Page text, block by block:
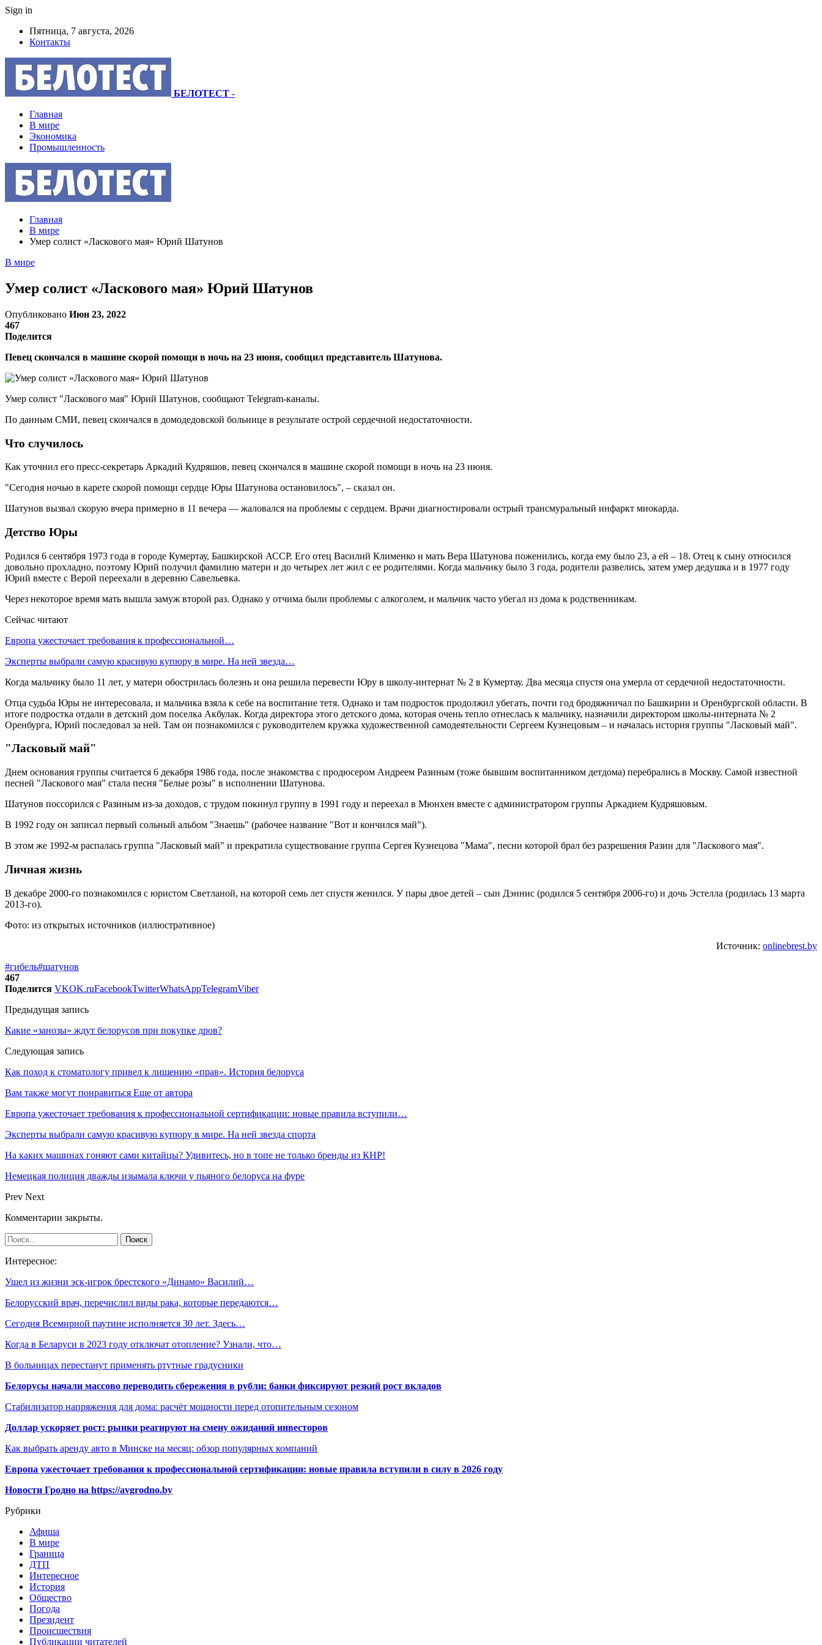
Sign in
Пятница, 7 августа, 2026
Контакты
БЕЛОТЕСТ -
Главная
В мире
Экономика
Промышленность
Главная
В мире
Умер солист «Ласкового мая» Юрий Шатунов
В мире
Умер солист «Ласкового мая» Юрий Шатунов
Опубликовано Июн 23, 2022
467
Поделится
Певец скончался в машине скорой помощи в ночь на 23 июня, сообщил представитель Шатунова.
Умер солист "Ласкового мая" Юрий Шатунов, сообщают Telegram-каналы.
По данным СМИ, певец скончался в домодедовской больнице в результате острой сердечной недостаточности.
Что случилось
Как уточнил его пресс-секретарь Аркадий Кудряшов, певец скончался в машине скорой помощи в ночь на 23 июня.
"Сегодня ночью в карете скорой помощи сердце Юры Шатунова остановилось", – сказал он.
Шатунов вызвал скорую вчера примерно в 11 вечера — жаловался на проблемы с сердцем. Врачи диагностировали острый трансмуральный инфаркт миокарда.
Детство Юры
Родился 6 сентября 1973 года в городе Кумертау, Башкирской АССР. Его отец Василий Клименко и мать Вера Шатунова поженились, когда ему было 23, а ей – 18. Отец к сыну относился
довольно прохладно, поэтому Юрий получил фамилию матери и до четырех лет жил с ее родителями. Когда мальчику было 3 года, родители развелись, затем умер дедушка и в 1977 году
Юрий вместе с Верой переехали в деревню Савельевка.
Через некоторое время мать вышла замуж второй раз. Однако у отчима были проблемы с алкоголем, и мальчик часто убегал из дома к родственникам.
Сейчас читают
Европа ужесточает требования к профессиональной…
Эксперты выбрали самую красивую купюру в мире. На ней звезда…
Когда мальчику было 11 лет, у матери обострилась болезнь и она решила перевести Юру в школу-интернат № 2 в Кумертау. Два месяца спустя она умерла от сердечной недостаточности.
Отца судьба Юры не интересовала, и мальчика взяла к себе на воспитание тетя. Однако и там подросток продолжил убегать, почти год бродяжничал по Башкирии и Оренбургской области. В
итоге подростка отдали в детский дом поселка Акбулак. Когда директора этого детского дома, которая очень тепло отнеслась к мальчику, назначили директором школы-интерната № 2
Оренбурга, Юрий последовал за ней. Там он познакомился с руководителем кружка художественной самодеятельности Сергеем Кузнецовым – и началась история группы "Ласковый май".
"Ласковый май"
Днем основания группы считается 6 декабря 1986 года, после знакомства с продюсером Андреем Разиным (тоже бывшим воспитанником детдома) перебрались в Москву. Самой известной
песней "Ласкового мая" стала песня "Белые розы" в исполнении Шатунова.
Шатунов поссорился с Разиным из-за доходов, с трудом покинул группу в 1991 году и переехал в Мюнхен вместе с администратором группы Аркадием Кудряшовым.
В 1992 году он записал первый сольный альбом "Знаешь" (рабочее название "Вот и кончился май").
В этом же 1992-м распалась группа "Ласковый май" и прекратила существование группа Сергея Кузнецова "Мама", песни которой брал без разрешения Разин для "Ласкового мая".
Личная жизнь
В декабре 2000-го познакомился с юристом Светланой, на которой семь лет спустя женился. У пары двое детей – сын Дэннис (родился 5 сентября 2006-го) и дочь Эстелла (родилась 13 марта
2013-го).
Фото: из открытых источников (иллюстративное)
Источник: onlinebrest.by
#гибель#шатунов
467
Поделится VKOK.ruFacebookTwitterWhatsAppTelegramViber
Предыдущая запись
Какие «занозы» ждут белорусов при покупке дров?
Следующая запись
Как поход к стоматологу привел к лишению «прав». История белоруса
Вам также могут понравиться Еще от автора
Европа ужесточает требования к профессиональной сертификации: новые правила вступили…
Эксперты выбрали самую красивую купюру в мире. На ней звезда спорта
На каких машинах гоняют сами китайцы? Удивитесь, но в топе не только бренды из КНР!
Немецкая полиция дважды изымала ключи у пьяного белоруса на фуре
Prev Next
Комментарии закрыты.
Интересное:
Ушел из жизни эск-игрок брестского «Динамо» Василий…
Белорусский врач, перечислил виды рака, которые передаются…
Сегодня Всемирной паутине исполняется 30 лет. Здесь…
Когда в Беларуси в 2023 году отключат отопление? Узнали, что…
В больницах перестанут применять ртутные градусники
Белорусы начали массово переводить сбережения в рубли: банки фиксируют резкий рост вкладов
Стабилизатор напряжения для дома: расчёт мощности перед отопительным сезоном
Доллар ускоряет рост: рынки реагируют на смену ожиданий инвесторов
Как выбрать аренду авто в Минске на месяц: обзор популярных компаний
Европа ужесточает требования к профессиональной сертификации: новые правила вступили в силу в 2026 году
Новости Гродно на https://avgrodno.by
Рубрики
Афиша
В мире
Граница
ДТП
Интересное
История
Общество
Погода
Президент
Происшествия
Публикации читателей